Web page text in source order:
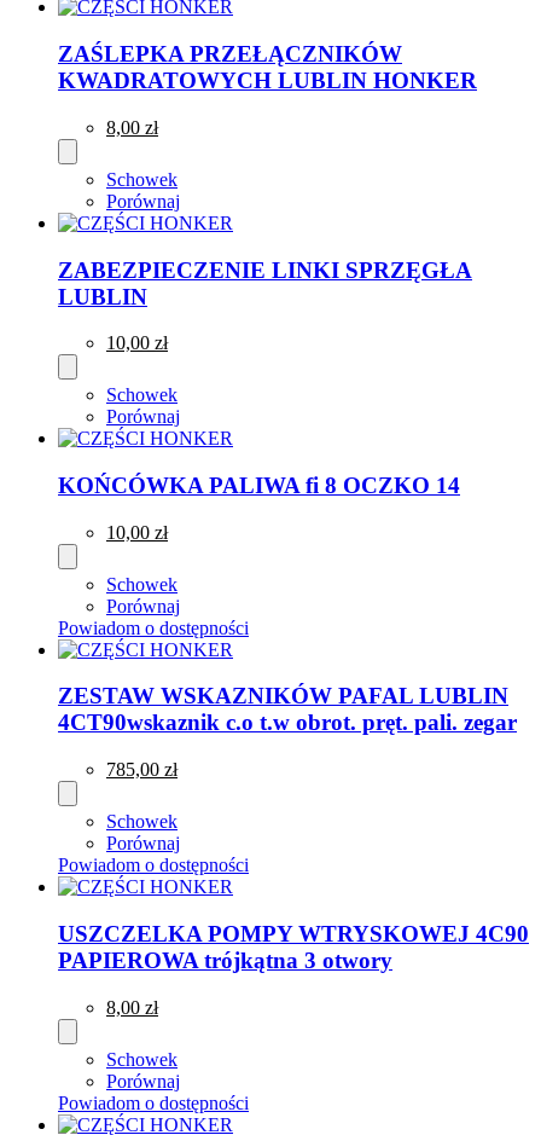
ZAŚLEPKA PRZEŁĄCZNIKÓW
KWADRATOWYCH LUBLIN HONKER
8,00 zł
Schowek
Porównaj
ZABEZPIECZENIE LINKI SPRZĘGŁA
LUBLIN
10,00 zł
Schowek
Porównaj
KOŃCÓWKA PALIWA fi 8 OCZKO 14
10,00 zł
Schowek
Porównaj
Powiadom o dostępności
ZESTAW WSKAZNIKÓW PAFAL LUBLIN
4CT90wskaznik c.o t.w obrot. pręt. pali. zegar
785,00 zł
Schowek
Porównaj
Powiadom o dostępności
USZCZELKA POMPY WTRYSKOWEJ 4C90
PAPIEROWA trójkątna 3 otwory
8,00 zł
Schowek
Porównaj
Powiadom o dostępności